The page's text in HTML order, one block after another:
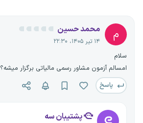
م محمد حسین
۱۴ تیر ۱۴۰۵، ۲۲:۳۰
سلام
امسالم آزمون مشاور رسمی مالیاتی برگزار
پاسخ
پشتیبان سه